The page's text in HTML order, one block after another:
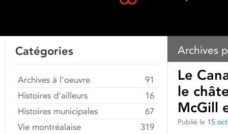
Archives
Le
le
McGill
Publié le 15
Catégories
Archives à l'oeuvre
91
Histoires d'ailleurs
16
Histoires municipales
67
Vie montréalaise
319